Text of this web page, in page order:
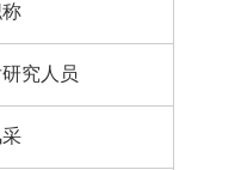
究人员